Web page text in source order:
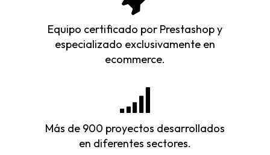
Equipo certificado por Prestashop y
especializado exclusivamente en
ecommerce.
Más de 900 proyectos desarrollados
en diferentes sectores.